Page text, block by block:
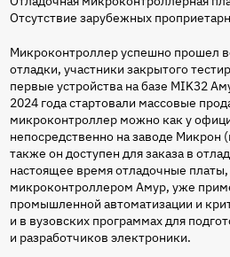
Отсутствие зарубежных
Микроконтроллер успешно прошел
отладки, участники закрытого
первые устройства на базе MIK32
2024 года стартовали массовые
микроконтроллер можно как у
непосредственно на заводе Микрон
также он доступен для заказа в
настоящее время отладочные
микроконтроллером Амур, уже
промышленной автоматизации и
и в вузовских программах для
и разработчиков электроники.